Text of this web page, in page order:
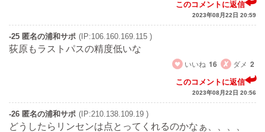
このコメントに返信
2023年08月22日 20:59
-25 匿名の浦和サポ (IP:106.160.169.115 )
荻原もラストパスの精度低いな
いいね 16 ダメ 2
このコメントに返信
2023年08月22日 20:56
-26 匿名の浦和サポ (IP:210.138.109.19 )
どうしたらリンセンは点とってくれるのかなぁ、、、、